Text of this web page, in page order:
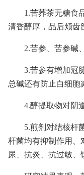
1.苦荞茶无糖食
清香醇厚，品后颊齿
2.苦参、苦参碱
3.苦参有增加冠
总碱还有防止白细胞
4.醇提取物对阴
5.煎剂对结核杆
杆菌均有抑制作用、
尿、抗炎、抗过敏、